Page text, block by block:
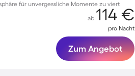
für unvergessliche Momente zu viert
ab 114 €
pro Nacht
Zum Angebot